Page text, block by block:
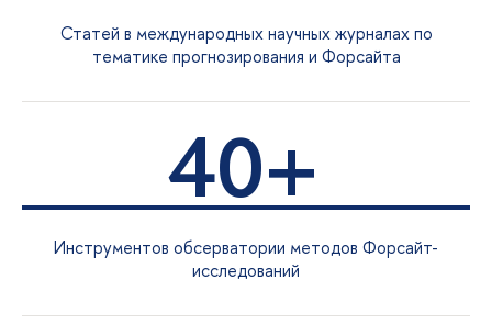
Статей в международных научных журналах по
тематике прогнозирования и Форсайта
40+
Инструментов обсерватории методов Форсайт-
исследований